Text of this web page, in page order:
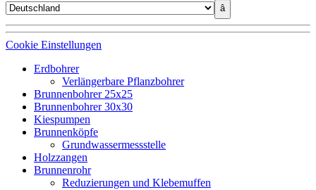
â
Cookie Einstellungen
Erdbohrer
Verlängerbare Pflanzbohrer
Brunnenbohrer 25x25
Brunnenbohrer 30x30
Kiespumpen
Brunnenköpfe
Grundwassermessstelle
Holzzangen
Brunnenrohr
Reduzierungen und Klebemuffen